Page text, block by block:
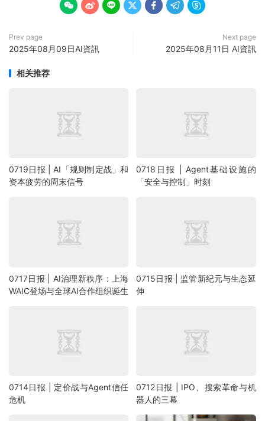
      
Prev page
2025年08月09日AI資訊
Next page
2025年08月11日 AI資訊
相关推荐
0719日报 | AI「规则制定战」和
资本疲劳的周末信号
0718日报 | Agent基础设施的
「安全与控制」时刻
0717日报 | AI治理新秩序：上海
WAIC登场与全球AI合作组织诞生
0715日报 | 监管新纪元与生态延
伸
0714日报 | 定价战与Agent信任
危机
0712日报 | IPO、搜索革命与机
器人的三幕